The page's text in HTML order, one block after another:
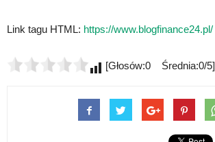
Link tagu HTML: https://www.blogfinance24.pl/
[Głosów:0 Średnia:0/5]